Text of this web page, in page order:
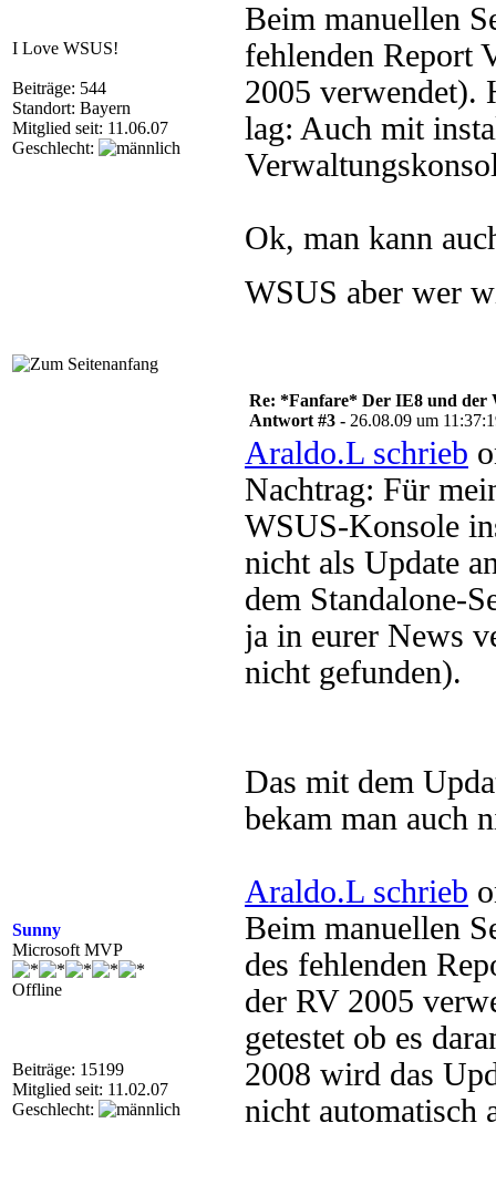
I Love WSUS!
Beiträge: 544
Standort: Bayern
Mitglied seit: 11.06.07
Geschlecht:
Beim manuellen
fehlenden Report
2005 verwendet).
lag: Auch mit
Ok, man kann
WSUS aber wer
Sunny
Microsoft MVP
Offline
Beiträge: 15199
Mitglied seit: 11.02.07
Geschlecht:
Re: *Fanfare* Der IE8 und der
Antwort #3 - 26.08.09 um
Araldo.L schrieb
Nachtrag: Für
WSUS-Konsole
nicht als Update
dem Standalone-
ja in eurer News
nicht gefunden).
Das mit dem
bekam man auch
Araldo.L schrieb
Beim manuellen
des fehlenden
der RV 2005
getestet ob es
2008 wird das
nicht automatisch